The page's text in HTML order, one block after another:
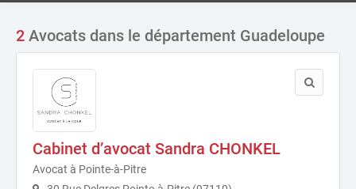
2 Avocats dans le département Guadeloupe
Cabinet d’avocat Sandra CHONKEL
Avocat à Pointe-à-Pitre